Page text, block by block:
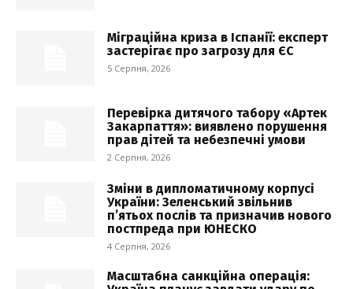
Міграційна криза в Іспанії: експерт
застерігає про загрозу для ЄС
5 Серпня, 2026
Перевірка дитячого табору «Артек
Закарпаття»: виявлено порушення
прав дітей та небезпечні умови
2 Серпня, 2026
Зміни в дипломатичному корпусі
України: Зеленський звільнив
п’ятьох послів та призначив нового
постпреда при ЮНЕСКО
4 Серпня, 2026
Масштабна санкційна операція: